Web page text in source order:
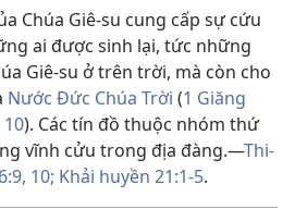
Chúa Giê-su cung cấp sự cứu
ai được sinh lại, tức những
Giê-su ở trên trời, mà còn cho
Nước Đức Chúa Trời (1 Giăng
10). Các tín đồ thuộc nhóm thứ
vĩnh cửu trong địa đàng.​—Thi-
10; Khải huyền 21:1-5.